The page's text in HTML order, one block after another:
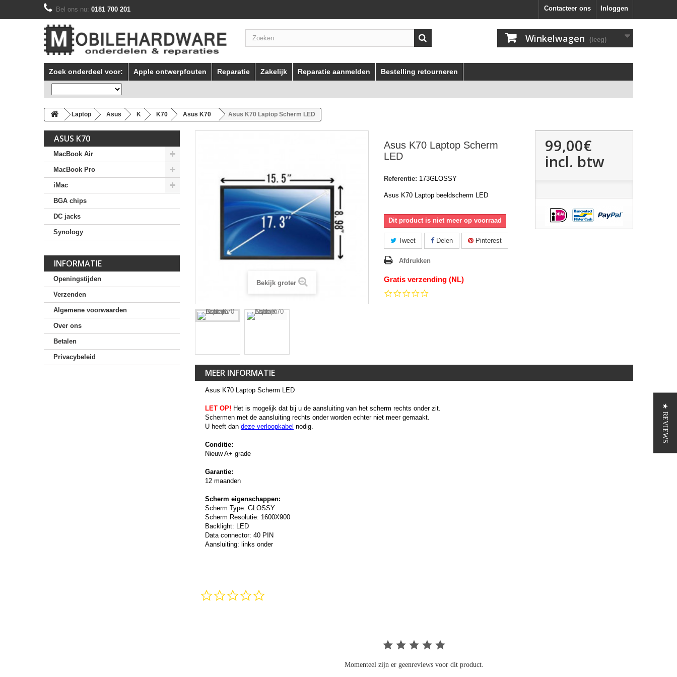
Inloggen
Contacteer ons
Bel ons nu: 0181 700 201
Winkelwagen (leeg)
Zoek onderdeel voor: Apple ontwerpfouten Reparatie Zakelijk Reparatie aanmelden Bestelling retourneren
Laptop Asus K K70 Asus K70 Asus K70 Laptop Scherm LED
ASUS K70
MacBook Air
MacBook Pro
iMac
BGA chips
DC jacks
Synology
INFORMATIE
Openingstijden
Verzenden
Algemene voorwaarden
Over ons
Betalen
Privacybeleid
Bekijk groter
Asus K70 Laptop Scherm
LED
Referentie: 173GLOSSY
Asus K70 Laptop beeldscherm LED
Dit product is niet meer op voorraad
Tweet Delen Pinterest
Afdrukken
Gratis verzending (NL)
99,00€
incl. btw
MEER INFORMATIE
Asus K70 Laptop Scherm LED
LET OP! Het is mogelijk dat bij u de aansluiting van het scherm rechts onder zit.
Schermen met de aansluiting rechts onder worden echter niet meer gemaakt.
U heeft dan deze verloopkabel nodig.
Conditie:
Nieuw A+ grade
Garantie:
12 maanden
Scherm eigenschappen:
Scherm Type: GLOSSY
Scherm Resolutie: 1600X900
Backlight: LED
Data connector: 40 PIN
Aansluiting: links onder
Momenteel zijn er geenreviews voor dit product.
★ REVIEWS